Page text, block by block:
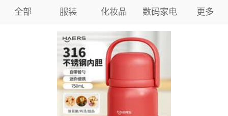
全部 服装 化妆品 数码家电 更多